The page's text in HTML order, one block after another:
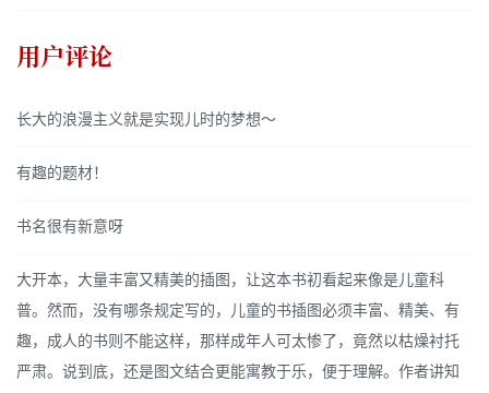
用户评论
长大的浪漫主义就是实现儿时的梦想～
有趣的题材！
书名很有新意呀
大开本，大量丰富又精美的插图，让这本书初看起来像是儿童科
普。然而，没有哪条规定写的，儿童的书插图必须丰富、精美、有
趣，成人的书则不能这样，那样成年人可太惨了，竟然以枯燥衬托
严肃。说到底，还是图文结合更能寓教于乐，便于理解。作者讲知